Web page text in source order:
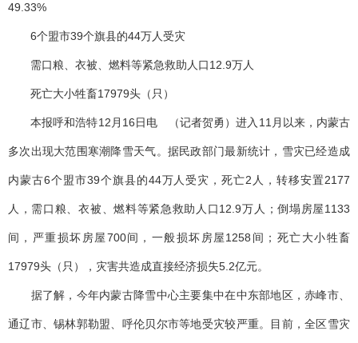
49.33%
6个盟市39个旗县的44万人受灾
需口粮、衣被、燃料等紧急救助人口12.9万人
死亡大小牲畜17979头（只）
本报呼和浩特12月16日电 （记者贺勇）进入11月以来，内蒙古
多次出现大范围寒潮降雪天气。据民政部门最新统计，雪灾已经造成
内蒙古6个盟市39个旗县的44万人受灾，死亡2人，转移安置2177
人，需口粮、衣被、燃料等紧急救助人口12.9万人；倒塌房屋1133
间，严重损坏房屋700间，一般损坏房屋1258间；死亡大小牲畜
17979头（只），灾害共造成直接经济损失5.2亿元。
据了解，今年内蒙古降雪中心主要集中在中东部地区，赤峰市、
通辽市、锡林郭勒盟、呼伦贝尔市等地受灾较严重。目前，全区雪灾